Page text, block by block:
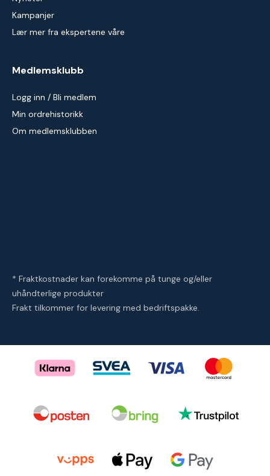
Kampanjer
Lær mer fra ekspertene våre
Medlemsklubb
Logg inn / Bli medlem
Min ordrehistorikk
Om medlemsklubben
* Fraktkostnader kan forekomme på tunge og/eller
uhåndterlige produkter
Frakt tilkommer for levering med bedriftspakke.